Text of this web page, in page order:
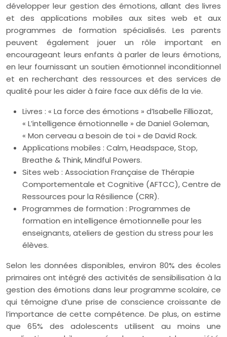
développer leur gestion des émotions, allant des livres
et des applications mobiles aux sites web et aux
programmes de formation spécialisés. Les parents
peuvent également jouer un rôle important en
encourageant leurs enfants à parler de leurs émotions,
en leur fournissant un soutien émotionnel inconditionnel
et en recherchant des ressources et des services de
qualité pour les aider à faire face aux défis de la vie.
Livres : « La force des émotions » d’Isabelle Filliozat,
« L’intelligence émotionnelle » de Daniel Goleman,
« Mon cerveau a besoin de toi » de David Rock.
Applications mobiles : Calm, Headspace, Stop,
Breathe & Think, Mindful Powers.
Sites web : Association Française de Thérapie
Comportementale et Cognitive (AFTCC), Centre de
Ressources pour la Résilience (CRR).
Programmes de formation : Programmes de
formation en intelligence émotionnelle pour les
enseignants, ateliers de gestion du stress pour les
élèves.
Selon les données disponibles, environ 80% des écoles
primaires ont intégré des activités de sensibilisation à la
gestion des émotions dans leur programme scolaire, ce
qui témoigne d’une prise de conscience croissante de
l’importance de cette compétence. De plus, on estime
que 65% des adolescents utilisent au moins une